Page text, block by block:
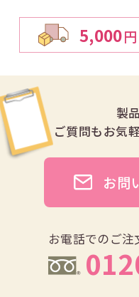
5,000円
製
ご質問もお気
お電話でのご
お問